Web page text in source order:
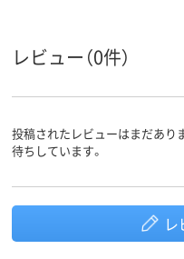
0.022mm
（縦）
700～1000mm未満
ツルツルタイプ）
レビュー（0件）
投稿されたレビューはまだあり
待ちしています。